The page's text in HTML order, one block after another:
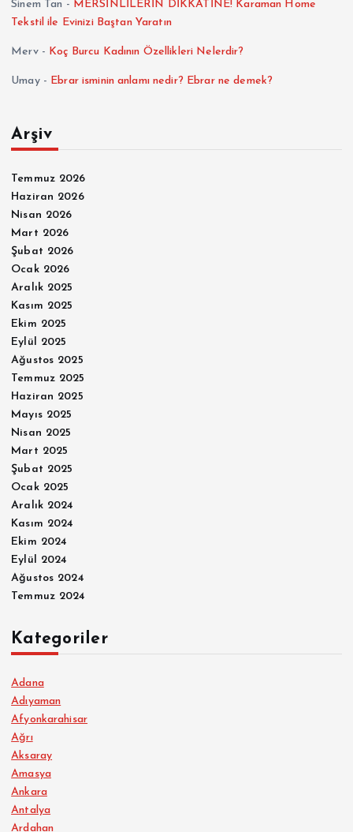
Sinem Tan - MERSİNLİLERİN DİKKATİNE! Karaman Home
Tekstil ile Evinizi Baştan Yaratın
Merv- Koç Burcu Kadının Özellikleri Nelerdir?
Umay- Ebrar isminin anlamı nedir? Ebrar ne demek?
Arşiv
Temmuz 2026
Haziran 2026
Nisan 2026
Mart 2026
Şubat 2026
Ocak 2026
Aralık 2025
Kasım 2025
Ekim 2025
Eylül 2025
Ağustos 2025
Temmuz 2025
Haziran 2025
Mayıs 2025
Nisan 2025
Mart 2025
Şubat 2025
Ocak 2025
Aralık 2024
Kasım 2024
Ekim 2024
Eylül 2024
Ağustos 2024
Temmuz 2024
Kategoriler
Adana
Adıyaman
Afyonkarahisar
Ağrı
Aksaray
Amasya
Ankara
Antalya
Ardahan